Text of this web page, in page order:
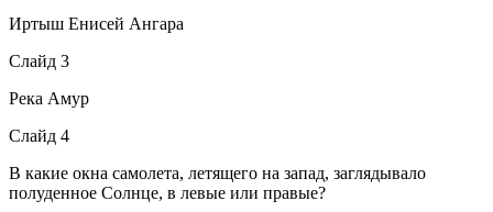
Иртыш Енисей Ангара
Слайд 3
Река Амур
Слайд 4
В какие окна самолета, летящего на запад, заглядывало
полуденное Солнце, в левые или правые?